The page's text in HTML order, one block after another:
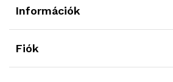
Információk
Fiók